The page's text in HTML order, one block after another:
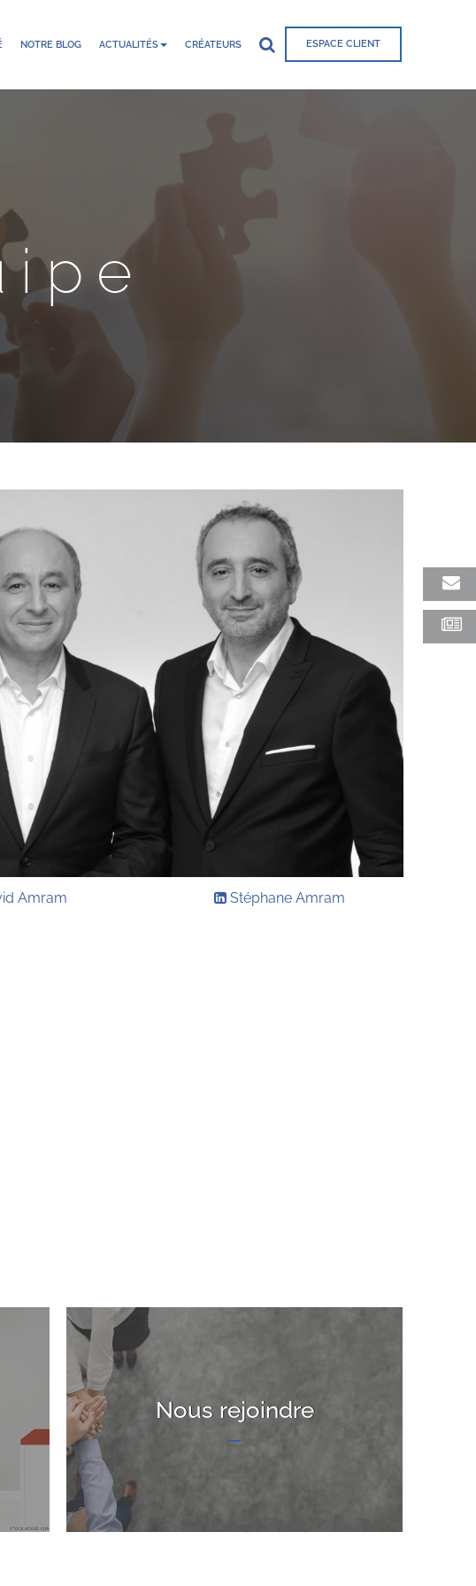
NOTRE BLOG ACTUALITÉS CRÉATEURS ESPACE CLIENT
Amram Stéphane Amram
Nous rejoindre